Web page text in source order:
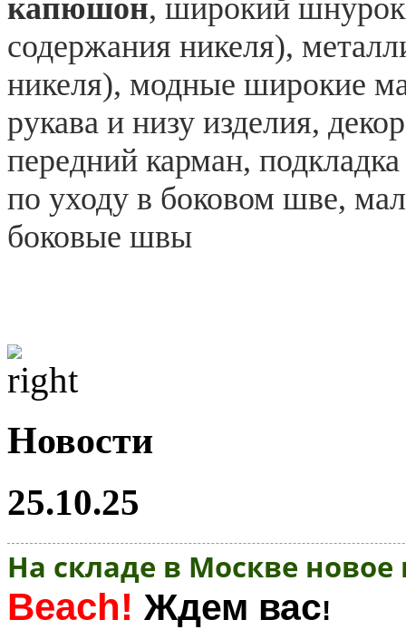
капюшон, широкий шнурок
содержания никеля),
никеля), модные широкие
рукава и низу изделия,
передний карман,
по уходу в боковом шве,
боковые швы
Новости
25.10.25
На складе в Москве
Beach! Ждем вас!